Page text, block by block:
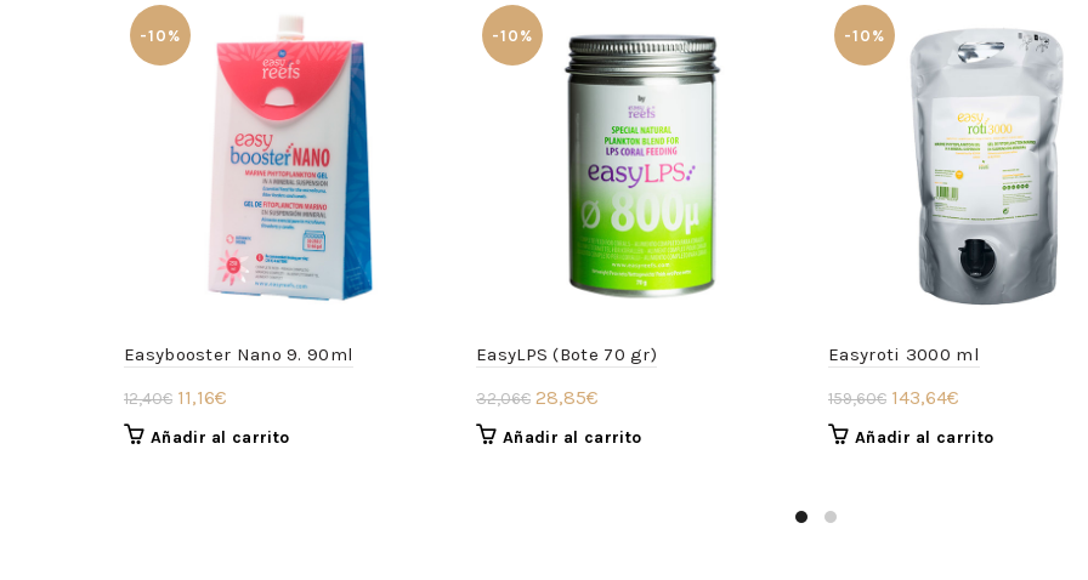
-10%
Easybooster Nano 9. 90ml
12,40€ El
precio
11,16€
precio
Añadir al carrito
-10%
EasyLPS (Bote 70 gr)
32,06€ El
precio
28,85€
precio
Añadir al carrito
-10%
Easyroti 3000 ml
159,60€ El
precio
143,64€
precio
Añadir al carrito